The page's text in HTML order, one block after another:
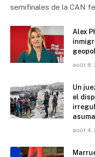
semifinales de la CAN
Alex
août 8,
Un
el
août 4,